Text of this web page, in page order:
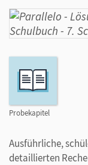
Probekapitel
Ausführliche,
detaillierten